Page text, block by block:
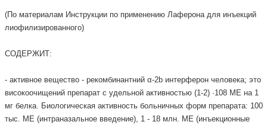
(Пo материалам Инструкции по применению Лаферона для инъекций
лиофилизированного)
СОДЕРЖИТ:
- активное вещество - рекомбинантний α-2b интерферон человека; это
високоочищений препарат с удельной активностью (1-2) ·108 МЕ на 1
мг белка. Биологическая активность больничных форм препарата: 100
тыс. МЕ (интраназальное введение), 1 - 18 млн. МЕ (инъекционные